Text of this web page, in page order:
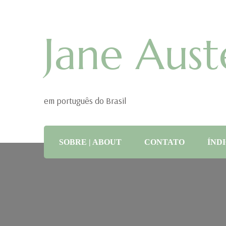
Jane
em português do Brasil
SOBRE | ABOUT CONTATO